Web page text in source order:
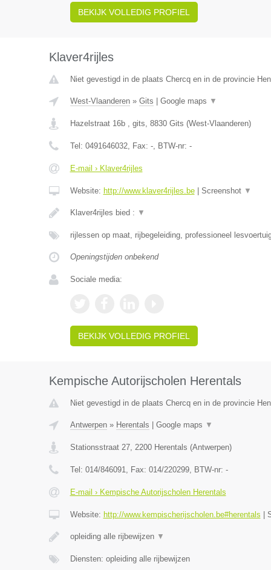
BEKIJK VOLLEDIG PROFIEL
Klaver4rijles
Niet gevestigd in de plaats Chercq en in de provincie
West-Vlaanderen» Gits Google maps ▼
Hazelstraat 16b , gits, 8830 Gits (West-Vlaanderen)
Tel: 0491646032, Fax: -, BTW-nr: -
E-mail › Klaver4rijles
Website: http://www.klaver4rijles.be| Screenshot ▼
Klaver4rijles bied : ▼
rijlessen op maat, rijbegeleiding, professioneel
Openingstijden onbekend
Sociale media:
BEKIJK VOLLEDIG PROFIEL
Kempische Autorijscholen Herentals
Niet gevestigd in de plaats Chercq en in de provincie
Antwerpen» Herentals Google maps ▼
Stationsstraat 27, 2200 Herentals (Antwerpen)
Tel: 014/846091, Fax: 014/220299, BTW-nr: -
E-mail › Kempische Autorijscholen Herentals
Website: http://www.kempischerijscholen.be#herentals
opleiding alle rijbewijzen ▼
Diensten: opleiding alle rijbewijzen